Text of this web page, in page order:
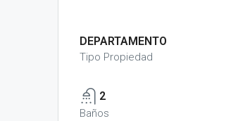
DEPARTAMENTO
Tipo Propiedad
2
Baños